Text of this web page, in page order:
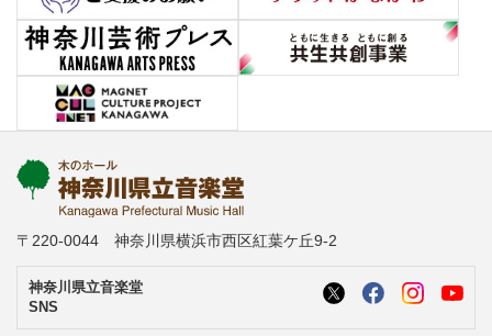
〒220-0044 神奈川県横浜市西区紅葉ケ丘9-2
神奈川県立音楽堂
SNS